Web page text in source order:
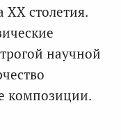
XX столетия.
научной
композиции.